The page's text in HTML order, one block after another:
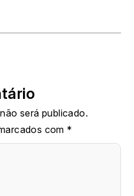
será publicado.
com *